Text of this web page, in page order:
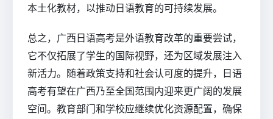
本土化教材，以推动日语教育的可持续发展。
总之，广西日语高考是外语教育改革的重要尝试，
它不仅拓展了学生的国际视野，还为区域发展注入
新活力。随着政策支持和社会认可度的提升，日语
高考有望在广西乃至全国范围内迎来更广阔的发展
空间。教育部门和学校应继续优化资源配置，确保